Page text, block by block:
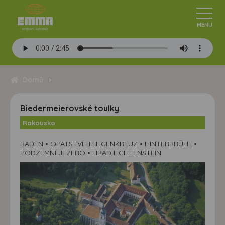
Biedermeierovské toulky
Rakousko
BADEN • OPATSTVÍ HEILIGENKREUZ • HINTERBRÜHL •
PODZEMNÍ JEZERO • HRAD LICHTENSTEIN